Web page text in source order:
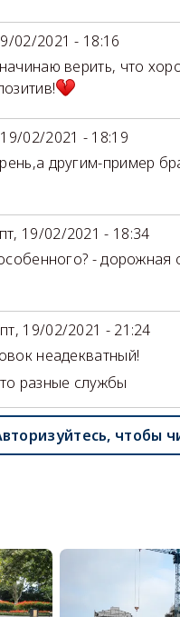
02/2021 - 18:16
верить, что
02/2021 - 18:19
другим-пример
пт, 19/02/2021 - 18:34
- дорожная
пт, 19/02/2021 - 21:24
неадекватный!
разные службы
чтобы